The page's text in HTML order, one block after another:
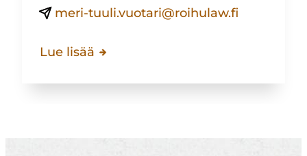
meri-tuuli.vuotari@roihulaw.fi
Lue lisää